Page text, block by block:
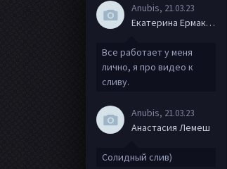
Anubis, 21.03.23
Екатерина Ермакова
Все работает у меня
лично, я про видео к
сливу.
Anubis, 21.03.23
Анастасия Лемеш
Солидный слив)